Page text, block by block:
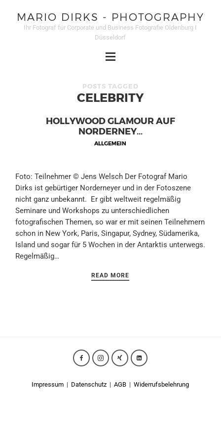
MARIO DIRKS - PHOTOGRAPHY
Ihr Fotograf für Corporate und Business Fotografie Oldenburg I
Düsseldorf
POSTS TAGGED
CELEBRITY
HOLLYWOOD GLAMOUR AUF
NORDERNEY…
ALLGEMEIN
Foto: Teilnehmer © Jens Welsch Der Fotograf Mario
Dirks ist gebürtiger Norderneyer und in der Fotoszene
nicht ganz unbekannt. Er gibt weltweit regelmäßig
Seminare und Workshops zu unterschiedlichen
fotografischen Themen, so war er mit seinen Teilnehmern
schon in New York, Paris, Singapur, Sydney, Südamerika,
Island und sogar für 5 Wochen in der Antarktis unterwegs.
Regelmäßig…
READ MORE
Impressum | Datenschutz |AGB |Widerrufsbelehrung